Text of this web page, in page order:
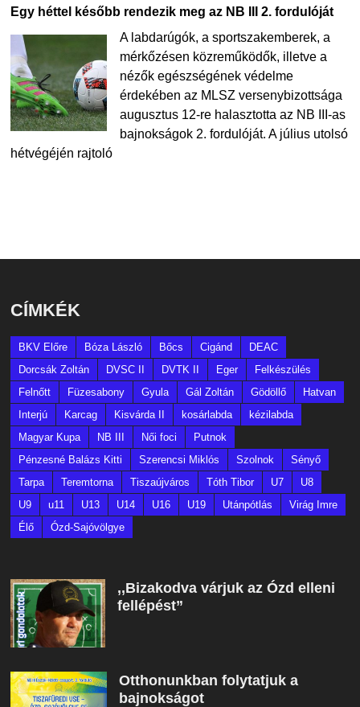
Egy héttel később rendezik meg az NB III 2. fordulóját
A labdarúgók, a sportszakemberek, a
mérkőzésen közreműködők, illetve a
nézők egészségének védelme
érdekében az MLSZ versenybizottsága
augusztus 12-re halasztotta az NB III-as
bajnokságok 2. fordulóját. A július utolsó
hétvégéjén rajtoló
CÍMKÉK
BKV Előre Bóza László Bőcs Cigánd
DEAC
Dorcsák Zoltán
DVSC II DVTK II Eger
Felkészülés
Felnőtt
Füzesabony Gyula Gál Zoltán Gödöllő
Hatvan
Interjú
Karcag Kisvárda II kosárlabda
kézilabda
Magyar Kupa
NB III Női foci
Putnok
Pénzesné Balázs Kitti
Szerencsi Miklós Szolnok
Sényő
Tarpa
Teremtorna Tiszaújváros Tóth Tibor U7
U8
U9
u11 U13 U14 U16 U19 Utánpótlás
Virág Imre
Élő
Ózd-Sajóvölgye
,,Bizakodva várjuk az Ózd elleni
fellépést”
Otthonunkban folytatjuk a
bajnokságot